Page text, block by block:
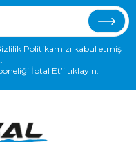
Politikamızı kabul etmiş
İptal Et’i tıklayın.